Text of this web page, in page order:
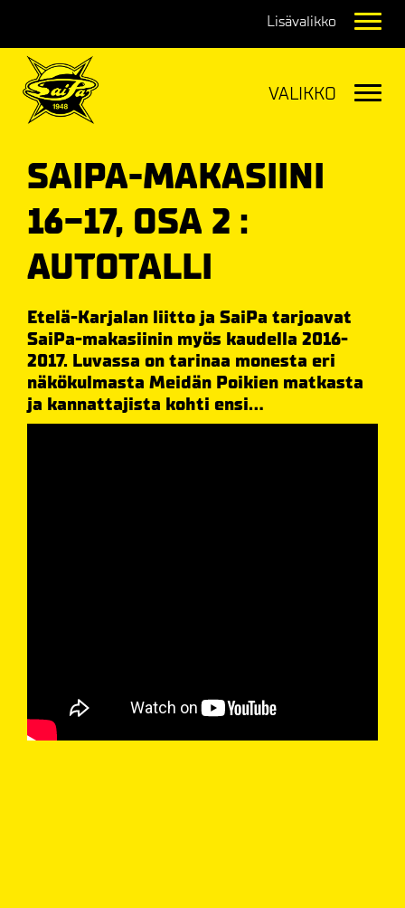
SAIPA-MAKASIINI
16-17, OSA 2 :
AUTOTALLI
Etelä-Karjalan liitto ja SaiPa tarjoavat
SaiPa-makasiinin myös kaudella 2016-
2017. Luvassa on tarinaa monesta eri
näkökulmasta Meidän Poikien matkasta
ja kannattajista kohti ensi...